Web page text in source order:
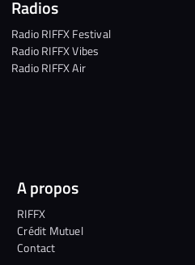
Radios
Radio RIFFX Festival
Radio RIFFX Vibes
Radio RIFFX Air
A propos
RIFFX
Crédit Mutuel
Contact